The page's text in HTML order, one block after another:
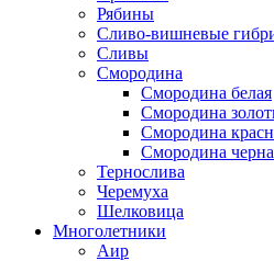
Рябины
Сливо-вишневые
Сливы
Смородина
Смородина белая
Смородина
Смородина
Смородина
Тернослива
Черемуха
Шелковица
Многолетники
Аир